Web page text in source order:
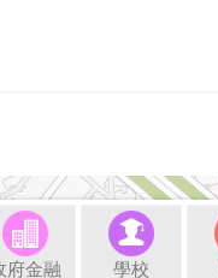
府金融 學校